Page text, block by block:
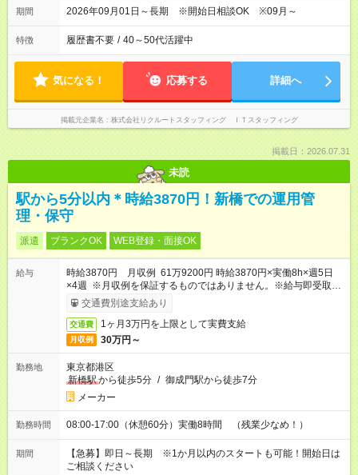
期間 2026年09月01日～長期 ※開始日相談OK ※09月～
特徴 履歴書不要 / 40～50代活躍中
気になる！ 応募する 詳細へ
掲載元企業名 株式会社リクルートスタッフィング ＩＴスタッフィング
掲載日：2026.07.31
未読
駅から5分以内＊時給3870円！新橋での運用管
理・保守
派遣 ブランクOK WEB登録・面接OK
給与
時給3870円 月収例 61万9200円 時給3870円×実働8h×週5日
×4週 ※月収例を保証するものではありません。※給与即受取り
サービス利用可（利用条件有）
交通費別途支給あり
交通費 1ヶ月3万円を上限として実費支給
月収例 30万円～
勤務地
東京都港区
新橋駅から徒歩5分 / 御成門駅から徒歩7分
メーカー
勤務時間 08:00-17:00（休憩60分）実働8時間 （残業少なめ！）
期間
【急募】即日～長期 ※1か月以内のスタートも可能！開始日は
ご相談ください